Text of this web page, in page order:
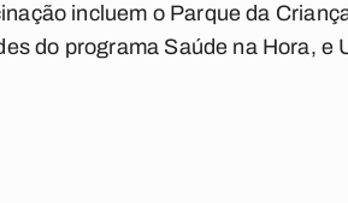
incluem o Parque da
do programa Saúde na Hora, e